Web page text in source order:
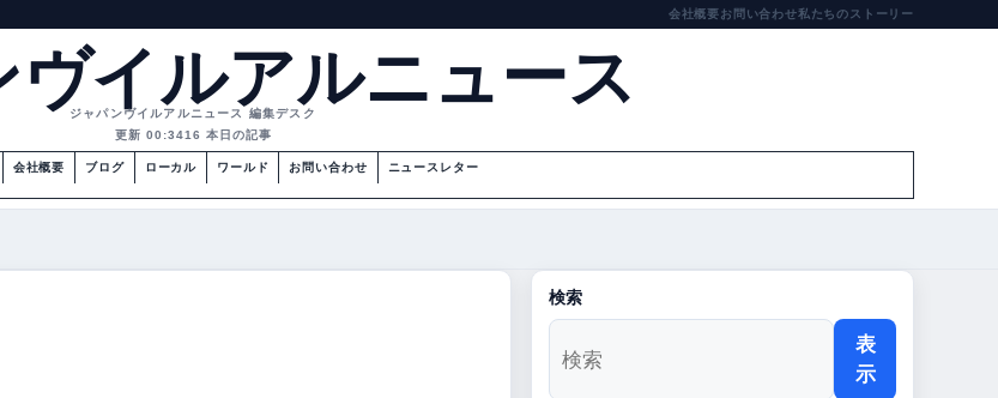
会社概要お問い合わせ私たちのストーリー
イルアルニュース
ジャパンヴイルアルニュース 編集デスク
更新 00:3416 本日の記事
会社概要 ブログ ローカル ワールド お問い合わせ ニュースレター
検索
表
示